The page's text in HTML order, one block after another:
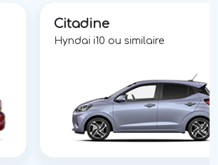
Citadine
Hyndai i10 ou similaire